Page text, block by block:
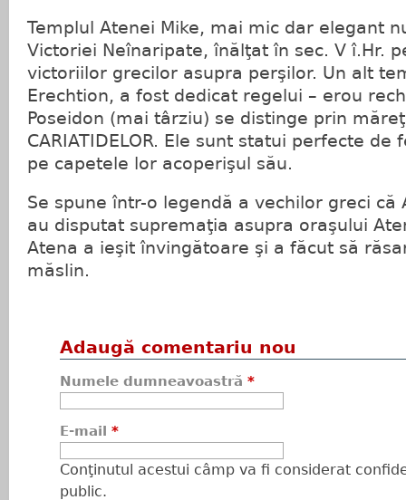
Templul Atenei Mike, mai mic dar elegant
Victoriei Neînaripate, înălţat în sec. V î.Hr.
victoriilor grecilor asupra perşilor. Un alt
Erechtion, a fost dedicat regelui – erou
Poseidon (mai târziu) se distinge prin
CARIATIDELOR. Ele sunt statui perfecte
pe capetele lor acoperişul său.
Se spune într-o legendă a vechilor greci că
au disputat supremaţia asupra oraşului
Atena a ieşit învingătoare şi a făcut să
măslin.
Adaugă comentariu nou
Numele dumneavoastră *
E-mail *
Conţinutul acestui câmp va fi considerat
public.